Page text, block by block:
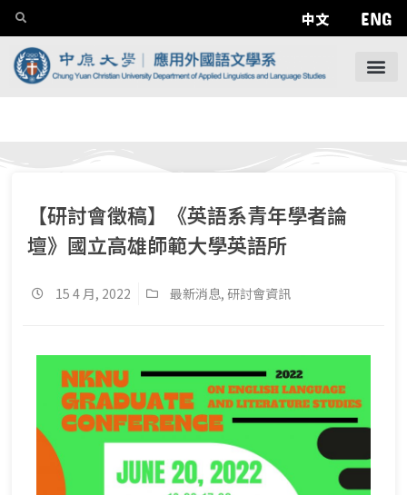
中文 ENG
【研討會徵稿】《英語系青年學者論
壇》國立高雄師範大學英語所
15 4 月, 2022 最新消息, 研討會資訊